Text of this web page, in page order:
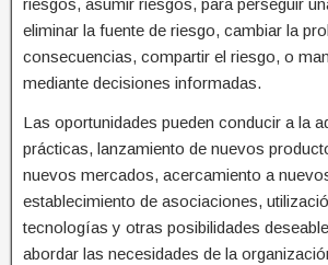
riesgos, asumir riesgos, para perseguir
eliminar la fuente de riesgo, cambiar la
consecuencias, compartir el riesgo, o
mediante decisiones informadas.
Las oportunidades pueden conducir a la
prácticas, lanzamiento de nuevos
nuevos mercados, acercamiento a
establecimiento de asociaciones,
tecnologías y otras posibilidades
abordar las necesidades de la